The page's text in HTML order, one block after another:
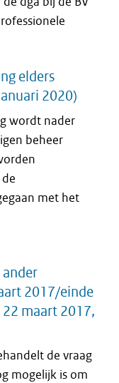
elders
2020)
wordt nader
beheer
met het
2017/einde
maart 2017,
de vraag
mogelijk is om